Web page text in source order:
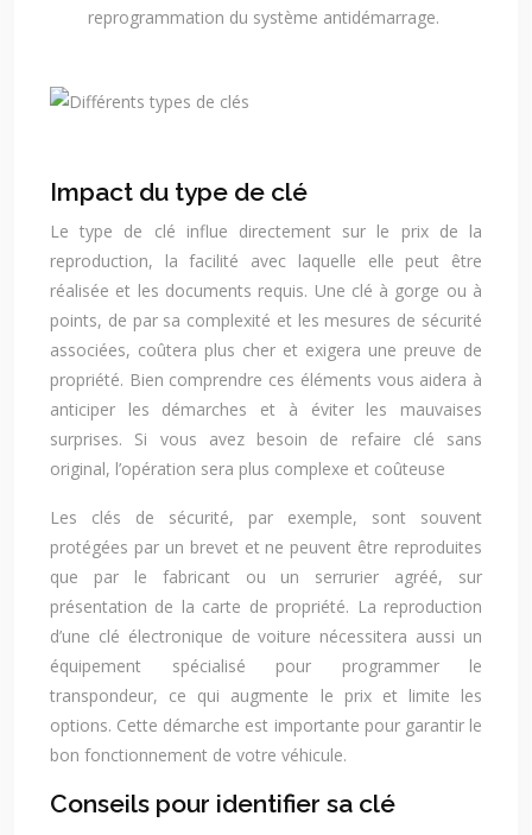
reprogrammation du système antidémarrage.
Impact du type de clé
Le type de clé influe directement sur le prix de la
reproduction, la facilité avec laquelle elle peut être
réalisée et les documents requis. Une clé à gorge ou à
points, de par sa complexité et les mesures de sécurité
associées, coûtera plus cher et exigera une preuve de
propriété. Bien comprendre ces éléments vous aidera à
anticiper les démarches et à éviter les mauvaises
surprises. Si vous avez besoin de refaire clé sans
original, l’opération sera plus complexe et coûteuse
Les clés de sécurité, par exemple, sont souvent
protégées par un brevet et ne peuvent être reproduites
que par le fabricant ou un serrurier agréé, sur
présentation de la carte de propriété. La reproduction
d’une clé électronique de voiture nécessitera aussi un
équipement spécialisé pour programmer le
transpondeur, ce qui augmente le prix et limite les
options. Cette démarche est importante pour garantir le
bon fonctionnement de votre véhicule.
Conseils pour identifier sa clé